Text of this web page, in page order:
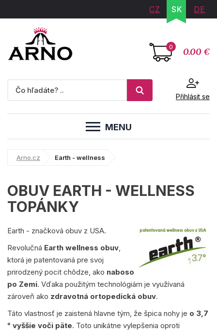
CZ SK DE
0 0.00 €
Přihlásit se
MENU
Arno.cz Earth - wellness
OBUV EARTH - WELLNESS
TOPÁNKY
Earth - značková obuv z USA.
Revolučná Earth wellness obuv,
ktorá je patentovaná pre svoj
prirodzený pocit chôdze, ako naboso
po Zemi. Vďaka použitým technológiám je využívaná
zároveň ako zdravotná ortopedická obuv.
Táto vlastnosť je zaistená hlavne tým, že špica nohy je o 3,7
° vyššie voči päte. Toto unikátne vylepšenia oproti